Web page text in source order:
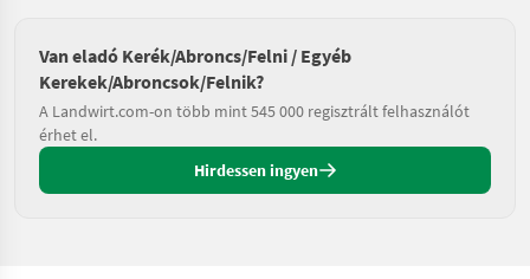
Van eladó Kerék/Abroncs/Felni / Egyéb
Kerekek/Abroncsok/Felnik?
A Landwirt.com-on több mint 545 000 regisztrált felhasználót
érhet el.
Hirdessen ingyen